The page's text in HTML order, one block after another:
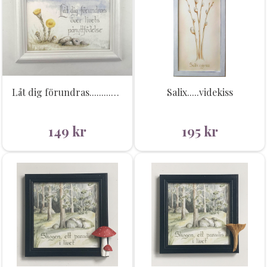
Låt dig förundras.........våren
149 kr
Salix.....videkiss
195kr